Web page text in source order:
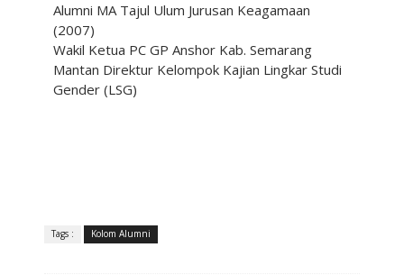
Alumni MA Tajul Ulum Jurusan Keagamaan
(2007)
Wakil Ketua PC GP Anshor Kab. Semarang
Mantan Direktur Kelompok Kajian Lingkar Studi
Gender (LSG)
Tags : Kolom Alumni